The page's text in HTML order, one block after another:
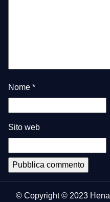
Nome *
Sito web
© Copyright © 2023